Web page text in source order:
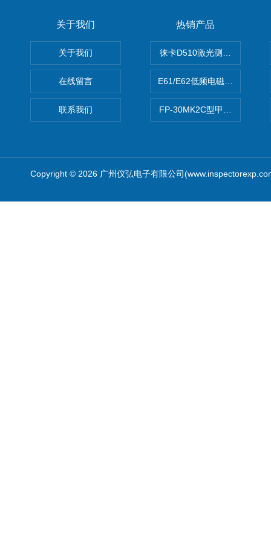
关于我们
关于我们
在线留言
联系我们
热销产品
徕卡D510激光测距仪
E61/E62低频电磁场强度分析
FP-30MK2C型甲醛检测仪
Copyright © 2026 广州仪弘电子有限公司